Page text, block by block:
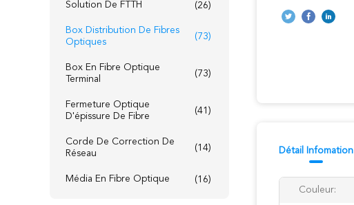
Solution De FTTH (26)
Box Distribution De Fibres
Optiques
(73)
Box En Fibre Optique
Terminal
(73)
Fermeture Optique
D'épissure De Fibre
(41)
Corde De Correction De
Réseau
(14)
Média En Fibre Optique (16)
Détail Infomation
Couleur: